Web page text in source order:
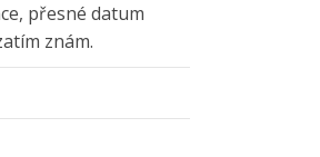
přesné datum
znám.